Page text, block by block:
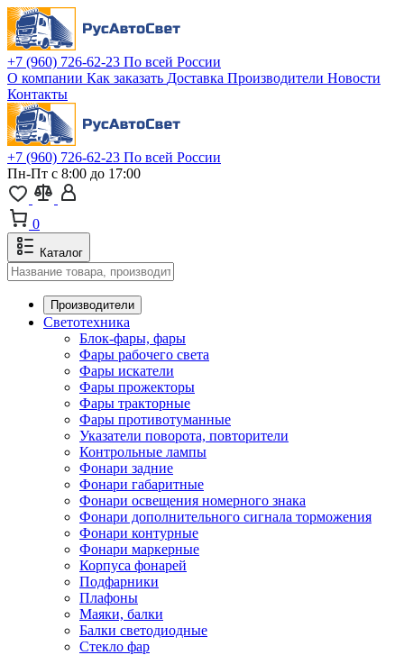
+7 (960) 726-62-23 По всей России
О компании Как заказать Доставка Производители Новости
Контакты
+7 (960) 726-62-23 По всей России
Пн-Пт с 8:00 до 17:00
0
Каталог
Производители
Светотехника
Блок-фары, фары
Фары рабочего света
Фары искатели
Фары прожекторы
Фары тракторные
Фары противотуманные
Указатели поворота, повторители
Контрольные лампы
Фонари задние
Фонари габаритные
Фонари освещения номерного знака
Фонари дополнительного сигнала торможения
Фонари контурные
Фонари маркерные
Корпуса фонарей
Подфарники
Плафоны
Маяки, балки
Балки светодиодные
Стекло фар